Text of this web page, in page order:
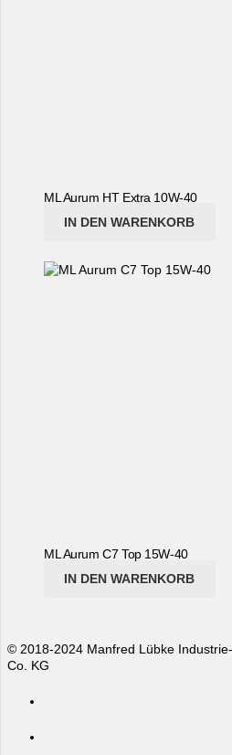
ML Aurum HT Extra 10W-40
IN DEN WARENKORB
ML Aurum C7 Top 15W-40
IN DEN WARENKORB
© 2018-2024 Manfred Lübke
Co. KG